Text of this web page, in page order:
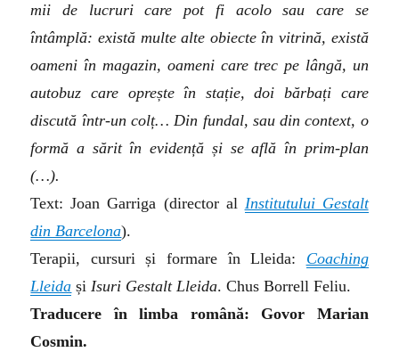
mii de lucruri care pot fi acolo sau care se
întâmplă: există multe alte obiecte în vitrină, există
oameni în magazin, oameni care trec pe lângă, un
autobuz care oprește în stație, doi bărbați care
discută într-un colț… Din fundal, sau din context, o
formă a sărit în evidență și se află în prim-plan
(…).
Text: Joan Garriga (director al Institutului Gestalt
din Barcelona).
Terapii, cursuri și formare în Lleida: Coaching
Lleida șiIsuri Gestalt Lleida. Chus Borrell Feliu.
Traducere în limba română: Govor Marian
Cosmin.